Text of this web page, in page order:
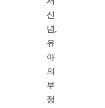
신
념,
유
아
의
부
정